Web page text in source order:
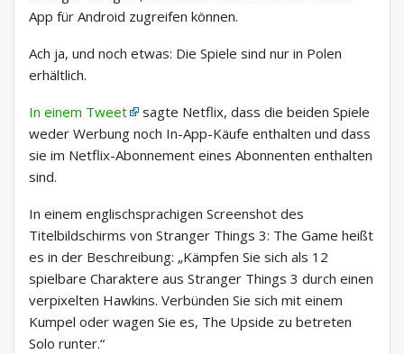
App für Android zugreifen können.
Ach ja, und noch etwas: Die Spiele sind nur in Polen
erhältlich.
In einem Tweet
sagte Netflix, dass die beiden Spiele
weder Werbung noch In-App-Käufe enthalten und dass
sie im Netflix-Abonnement eines Abonnenten enthalten
sind.
In einem englischsprachigen Screenshot des
Titelbildschirms von Stranger Things 3: The Game heißt
es in der Beschreibung: „Kämpfen Sie sich als 12
spielbare Charaktere aus Stranger Things 3 durch einen
verpixelten Hawkins. Verbünden Sie sich mit einem
Kumpel oder wagen Sie es, The Upside zu betreten
Solo runter.“